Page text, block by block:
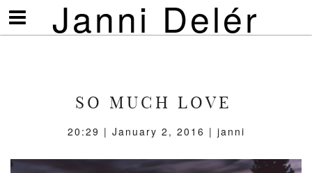
Janni Delér
Visa/göm
meny
SO MUCH LOVE
20:29 | January 2, 2016 | janni